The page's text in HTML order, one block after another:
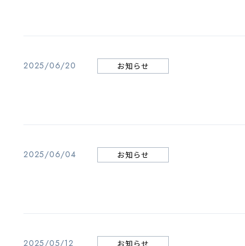
2025/06/20 お知らせ
2025/06/04 お知らせ
2025/05/12 お知らせ